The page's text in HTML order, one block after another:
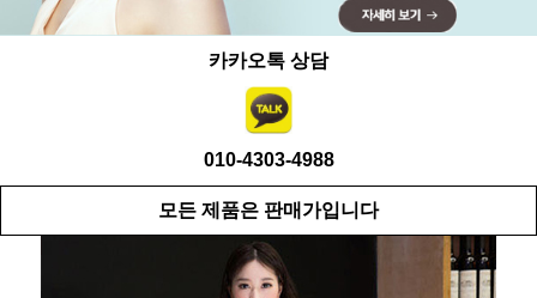
카카오톡 상담
010-4303-4988
모든 제품은 판매가입니다